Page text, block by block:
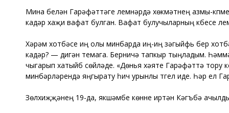
Мина белән Гарәфәттәге үлемнәрдә хөкүмәтнең азмы-
кадәр хаҗи вафат булган. Вафат булучыларның күбесе
Хәрәм хотбәсе иң олы минбарда иң-иң зәгыйфь бер
кадәр? — дигән темага. Берничә тапкыр тыңладым.
чыгарып хатыйб сөйләде. «Дөнья хәяте Гарәфәттә тору
минбәрләрендә яңгырату һич урынлы түгел иде. Һәр ел
Зөлхиҗҗәнең 19-да, якшәмбе көнне иртән Кәгъбә